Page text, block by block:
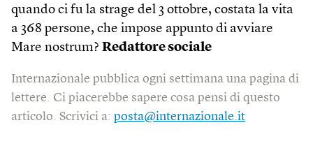
quando ci fu la strage del 3 ottobre, costata la vita
a 368 persone, che impose appunto di avviare
Mare nostrum? Redattore sociale
Internazionale pubblica ogni settimana una pagina di
lettere. Ci piacerebbe sapere cosa pensi di questo
articolo. Scrivici a: posta@internazionale.it